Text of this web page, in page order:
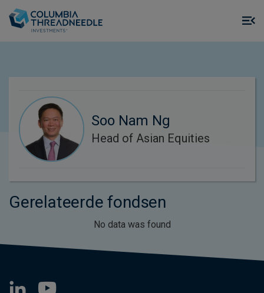
Soo Nam Ng
Head of Asian Equities
Gerelateerde fondsen
No data was found